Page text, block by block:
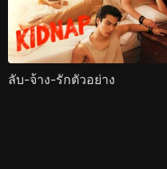
ลับ-จ้าง-รักตัวอย่าง